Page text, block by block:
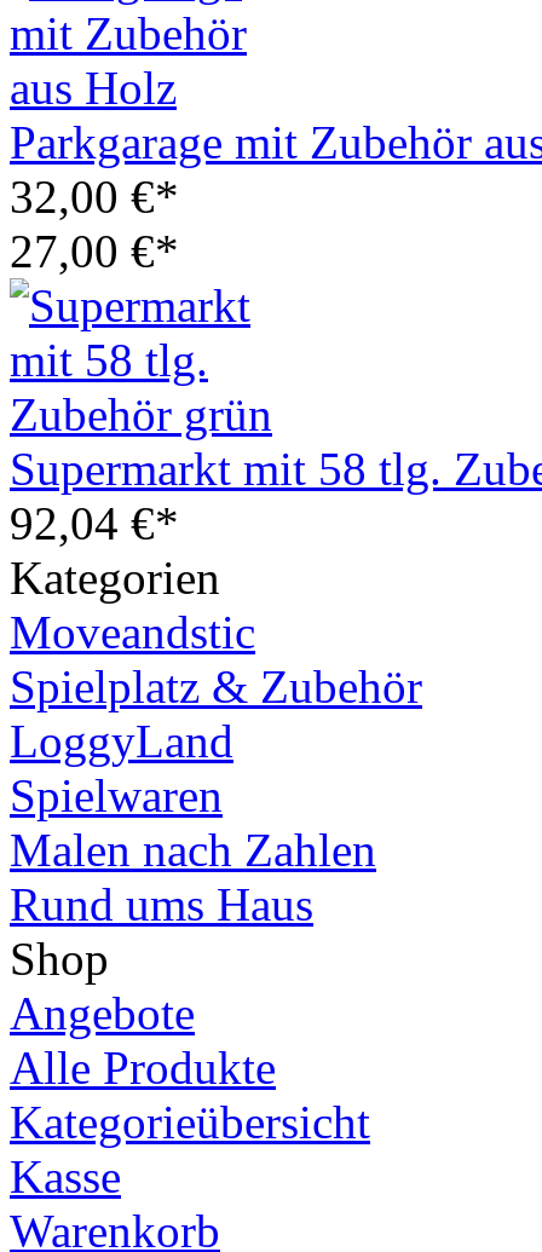
Parkgarage mit Zubehör
32,00 €*
27,00 €*
Supermarkt mit 58 tlg.
92,04 €*
Kategorien
Moveandstic
Spielplatz & Zubehör
LoggyLand
Spielwaren
Malen nach Zahlen
Rund ums Haus
Shop
Angebote
Alle Produkte
Kategorieübersicht
Kasse
Warenkorb